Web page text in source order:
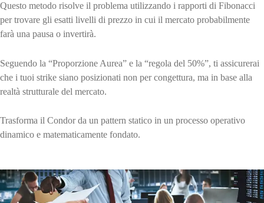
Questo metodo risolve il problema utilizzando i rapporti di Fibonacci
per trovare gli esatti livelli di prezzo in cui il mercato probabilmente
farà una pausa o invertirà.
Seguendo la “Proporzione Aurea” e la “regola del 50%”, ti assicurerai
che i tuoi strike siano posizionati non per congettura, ma in base alla
realtà strutturale del mercato.
Trasforma il Condor da un pattern statico in un processo operativo
dinamico e matematicamente fondato.